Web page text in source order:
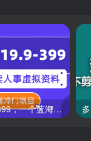
一单收益19.9-399，一个蓝海冷门项目，在小红书上卖人事虚拟资料